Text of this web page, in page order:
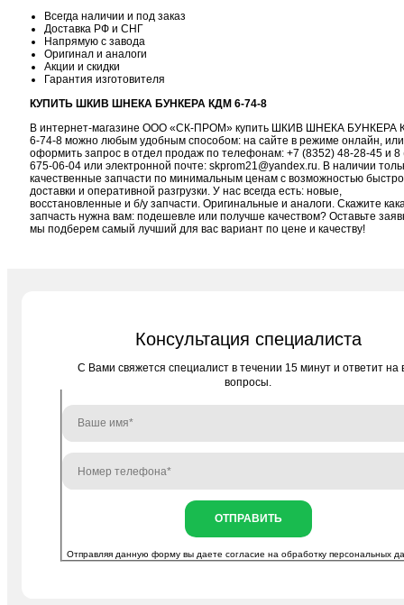
Всегда наличии и под заказ
Доставка РФ и СНГ
Напрямую с завода
Оригинал и аналоги
Акции и скидки
Гарантия изготовителя
КУПИТЬ ШКИВ ШНЕКА БУНКЕРА КДМ 6-74-8
В интернет-магазине ООО «СК-ПРОМ» купить ШКИВ ШНЕКА БУНКЕРА
6-74-8 можно любым удобным способом: на сайте в режиме онлайн, или
оформить запрос в отдел продаж по телефонам: +7 (8352) 48-28-45и 8
675-06-04или электронной почте: skprom21@yandex.ru. В наличии
качественные запчасти по минимальным ценам с возможностью
доставки и оперативной разгрузки. У нас всегда есть: новые,
восстановленные и б/у запчасти. Оригинальные и аналоги. Скажите
запчасть нужна вам: подешевле или получше качеством? Оставьте
мы подберем самый лучший для вас вариант по цене и качеству!
Консультация специалиста
C Вами свяжется специалист в течении 15 минут и ответит на
вопросы.
ОТПРАВИТЬ
Отправляя данную форму вы даете согласие наобработку персональных